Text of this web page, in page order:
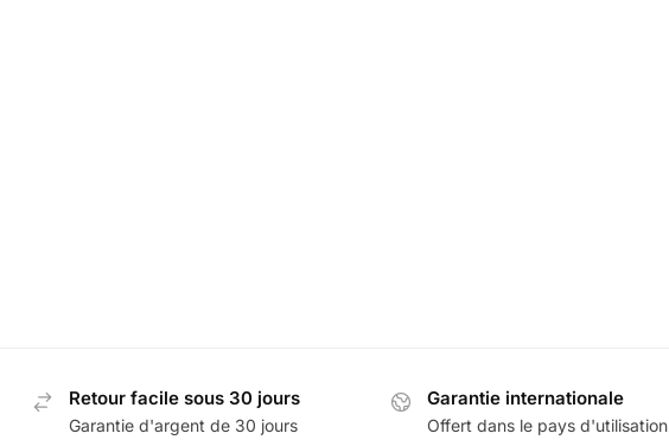
Retour facile sous 30 jours
Garantie d'argent de 30 jours
Garantie internationale
Offert dans le pays d'utilisation